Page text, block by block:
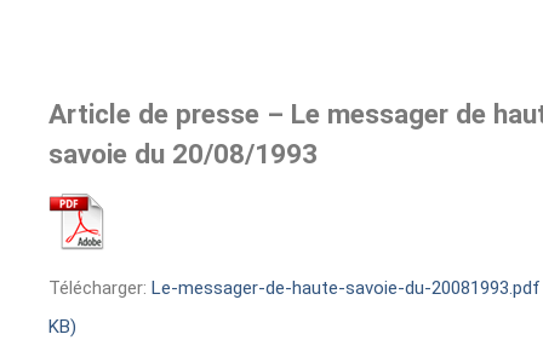
Article de presse – Le messager de
savoie du 20/08/1993
Télécharger: Le-messager-de-haute-savoie-du-20081993.pdf
KB)